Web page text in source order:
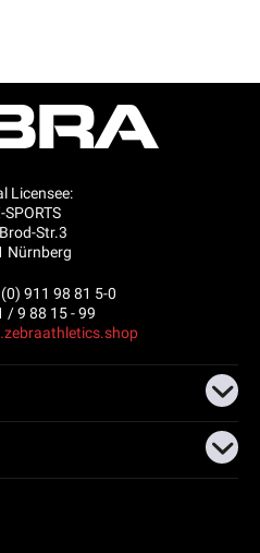
Licensee:
SPORTS
Str.3
Nürnberg
911 98 81 5-0
/ 9 88 15 - 99